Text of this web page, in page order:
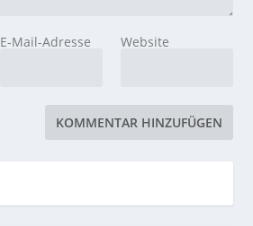
E-Mail-Adresse Website